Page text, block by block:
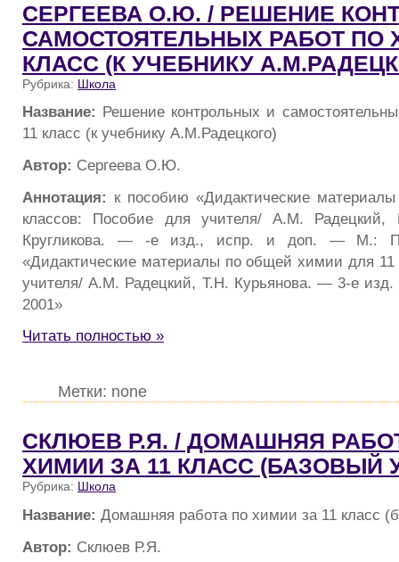
СЕРГЕЕВА О.Ю. / РЕШЕНИЕ
САМОСТОЯТЕЛЬНЫХ РАБОТ ПО
КЛАСС (К УЧЕБНИКУ
Рубрика: Школа
Название: Решение контрольных и
11 класс (к учебнику А.М.Радецкого)
Автор: Сергеева О.Ю.
Аннотация: к пособию «Дидактические
классов: Пособие для учителя/ А.М.
Кругликова. — -е изд., испр. и доп. — М.:
«Дидактические материалы по общей химии для
учителя/ А.М. Радецкий, Т.Н. Курьянова. — 3-е
2001»
Читать полностью »
Метки: none
СКЛЮЕВ Р.Я. / ДОМАШНЯЯ
ХИМИИ ЗА 11 КЛАСС (БАЗОВЫЙ
Рубрика: Школа
Название: Домашняя работа по химии за 11 класс
Автор: Склюев Р.Я.